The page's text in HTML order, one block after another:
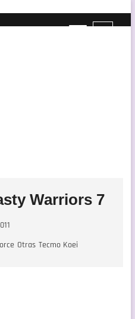
B
Warriors 7
Otras Tecmo Koei